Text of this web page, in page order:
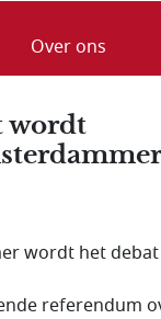
Over ons
wordt
wordt het
referendum